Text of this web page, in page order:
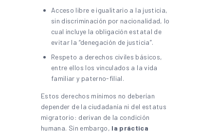
Acceso libre e igualitario a la justicia,
sin discriminación por nacionalidad, lo
cual incluye la obligación estatal de
evitar la “denegación de justicia”.
Respeto a derechos civiles básicos,
entre ellos los vinculados a la vida
familiar y paterno-filial.
Estos derechos mínimos no deberían
depender de la ciudadanía ni del estatus
migratorio: derivan de la condición
humana. Sin embargo, la práctica